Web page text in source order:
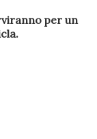
per un